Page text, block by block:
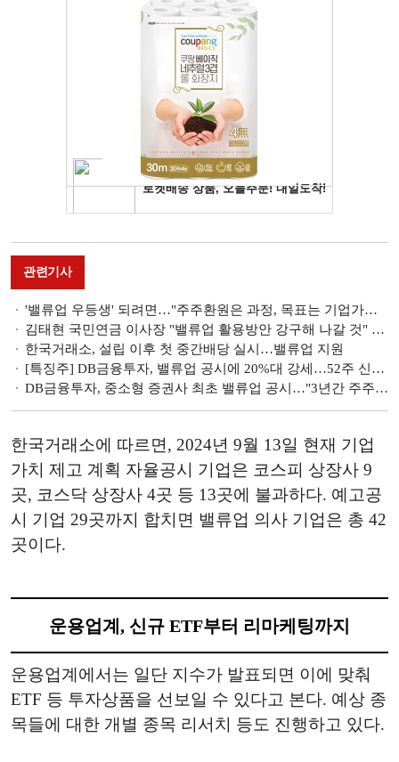
관련기사
'밸류업 우등생' 되려면…"주주환원은 과정, 목표는 기업가치 극대화" [기업 밸류업을 외치다]
김태현 국민연금 이사장 "밸류업 활용방안 강구해 나갈 것" [금감원·국민연금·거래소 토론]
한국거래소, 설립 이후 첫 중간배당 실시…밸류업 지원
[특징주] DB금융투자, 밸류업 공시에 20%대 강세…52주 신고가 경신
DB금융투자, 중소형 증권사 최초 밸류업 공시…"3년간 주주환원율 40% 이상"
한국거래소에 따르면, 2024년 9월 13일 현재 기업
가치 제고 계획 자율공시 기업은 코스피 상장사 9
곳, 코스닥 상장사 4곳 등 13곳에 불과하다. 예고공
시 기업 29곳까지 합치면 밸류업 의사 기업은 총 42
곳이다.
운용업계, 신규 ETF부터 리마케팅까지
운용업계에서는 일단 지수가 발표되면 이에 맞춰
ETF 등 투자상품을 선보일 수 있다고 본다. 예상 종
목들에 대한 개별 종목 리서치 등도 진행하고 있다.